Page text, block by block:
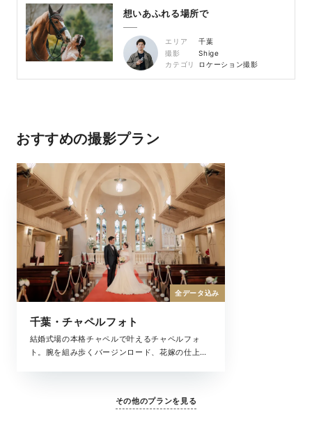
想いあふれる場所で
エリア
千葉
撮影
Shige
カテゴリ
ロケーション撮影
おすすめの撮影プラン
千葉・チャペルフォト
結婚式場の本格チャペルで叶えるチャペルフォ
ト。腕を組み歩くバージンロード、花嫁の仕上げ
影データがセットになったプランです。
全データ込み
その他のプランを見る